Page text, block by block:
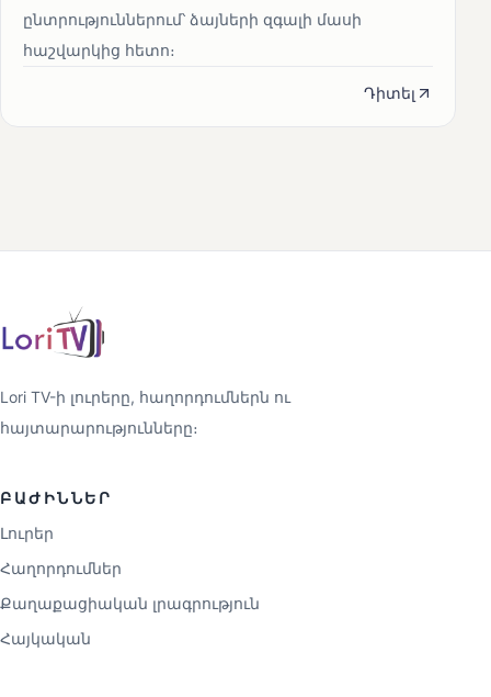
ընտրություններում՝ ձայների զգալի մասի
հաշվարկից հետո։
Դիտել
Lori TV-ի լուրերը, հաղորդումներն ու
հայտարարությունները։
ԲԱԺԻՆՆԵՐ
Լուրեր
Հաղորդումներ
Քաղաքացիական լրագրություն
Հայկական